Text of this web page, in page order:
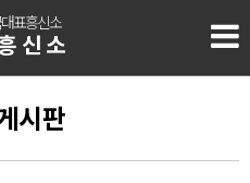
표흥신소
신소
시판